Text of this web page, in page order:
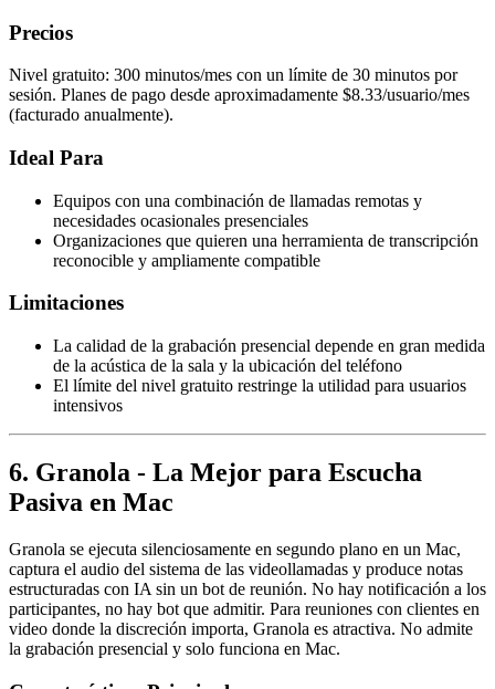
Precios
Nivel gratuito: 300 minutos/mes con un límite de 30 minutos por
sesión. Planes de pago desde aproximadamente $8.33/usuario/mes
(facturado anualmente).
Ideal Para
Equipos con una combinación de llamadas remotas y
necesidades ocasionales presenciales
Organizaciones que quieren una herramienta de transcripción
reconocible y ampliamente compatible
Limitaciones
La calidad de la grabación presencial depende en gran medida
de la acústica de la sala y la ubicación del teléfono
El límite del nivel gratuito restringe la utilidad para usuarios
intensivos
6. Granola - La Mejor para Escucha
Pasiva en Mac
Granola se ejecuta silenciosamente en segundo plano en un Mac,
captura el audio del sistema de las videollamadas y produce notas
estructuradas con IA sin un bot de reunión. No hay notificación a los
participantes, no hay bot que admitir. Para reuniones con clientes en
video donde la discreción importa, Granola es atractiva. No admite
la grabación presencial y solo funciona en Mac.